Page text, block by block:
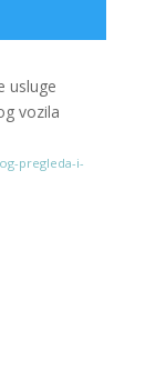
usluge
vozila
pregleda-i-